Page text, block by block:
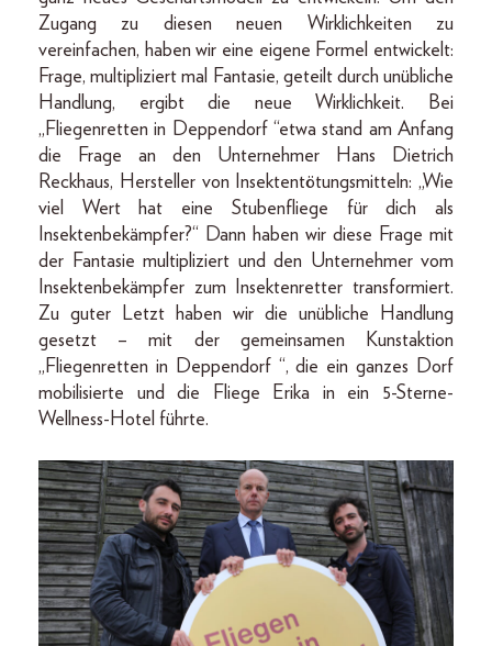
Zugang zu diesen neuen Wirklichkeiten zu
vereinfachen, haben wir eine eigene Formel entwickelt:
Frage, multipliziert mal Fantasie, geteilt durch unübliche
Handlung, ergibt die neue Wirklichkeit. Bei
„Fliegenretten in Deppendorf “etwa stand am Anfang
die Frage an den Unternehmer Hans Dietrich
Reckhaus, Hersteller von Insektentötungsmitteln: „Wie
viel Wert hat eine Stubenfliege für dich als
Insektenbekämpfer?“ Dann haben wir diese Frage mit
der Fantasie multipliziert und den Unternehmer vom
Insektenbekämpfer zum Insektenretter transformiert.
Zu guter Letzt haben wir die unübliche Handlung
gesetzt – mit der gemeinsamen Kunstaktion
„Fliegenretten in Deppendorf “, die ein ganzes Dorf
mobilisierte und die Fliege Erika in ein 5-Sterne-
Wellness-Hotel führte.